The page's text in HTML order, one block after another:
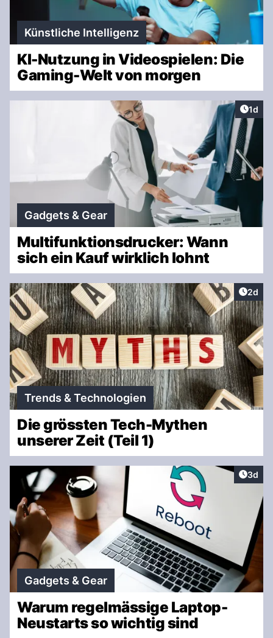
Künstliche Intelligenz
KI-Nutzung in Videospielen: Die
Gaming-Welt von morgen
1d
Gadgets & Gear
Multifunktionsdrucker: Wann
sich ein Kauf wirklich lohnt
2d
Trends & Technologien
Die grössten Tech-Mythen
unserer Zeit (Teil 1)
3d
Gadgets & Gear
Warum regelmässige Laptop-
Neustarts so wichtig sind